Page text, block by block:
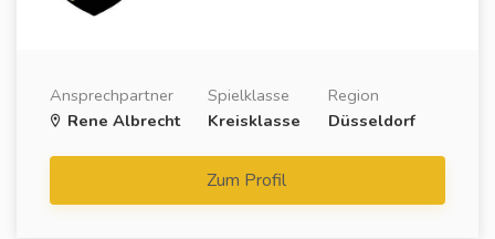
Ansprechpartner
Rene Albrecht
Spielklasse
Kreisklasse
Region
Düsseldorf
Zum Profil